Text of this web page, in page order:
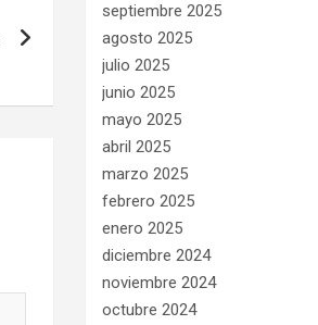
septiembre 2025
agosto 2025
julio 2025
junio 2025
mayo 2025
abril 2025
marzo 2025
febrero 2025
enero 2025
diciembre 2024
noviembre 2024
octubre 2024